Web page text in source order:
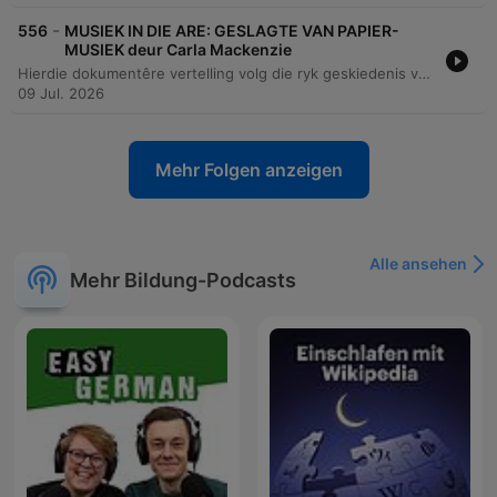
556 - MUSIEK IN DIE ARE: GESLAGTE VAN PAPIER-
MUSIEK deur Carla Mackenzie
Hierdie dokumentêre vertelling volg die ryk geskiedenis van die Papierfamilieband, 'n musiekgroep wat reeds sedert 1932 bestaan. Die storie fokus op die nalatenskap van die familie, van die stigting deur Martinez Papier tot die moderne prestasie van sy agterkleinkind, Greigin, wat die groep na die wêreldverhoog van die Chelsea Blommerskou in Londen geneem het. Die episode ondersoek die diep wortels van Langarm-musiek in die Wes-Kaap en hoe hierdie tradisie as 'n universele taal dien wat kulture en generasies verbind. Die vertelling bied 'n intieme kykie na die persoonlike groei van 'n musikant wat van kleuterjare op tromme tot by die bespeel van verskeie instrumente ontwikkel het. Dit beklemtoon die belangrikheid van respek vir tradisie, die rol van musiek in gemeenskapsgeleenthede soos troues en begrafnisse, en die trots van 'n familie wat hul kulturele erfenis met die wêreld deel.
09 Jul. 2026
Mehr Folgen anzeigen
Mehr Bildung-Podcasts
Alle ansehen